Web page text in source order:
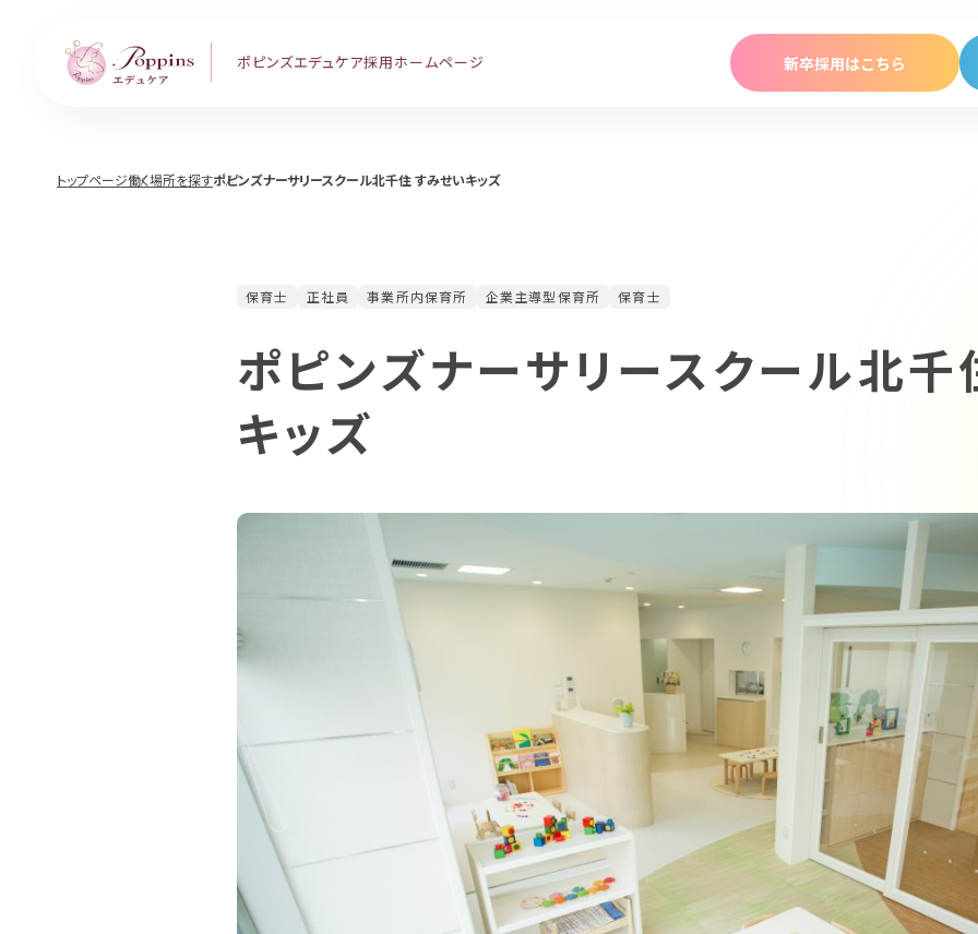
ポピンズエデュケア採用ホームページ 新卒採用はこちら
ポピンズエデュケアについて
Topics
お知らせ
新着情報
イベント
トップページ働く場所を探すポピンズナーサリースクール北千住 すみせいキッズ
保育士 正社員 事業所内保育所 企業主導型保育所 保育士
ポピンズナーサリースクール北千
キッズ